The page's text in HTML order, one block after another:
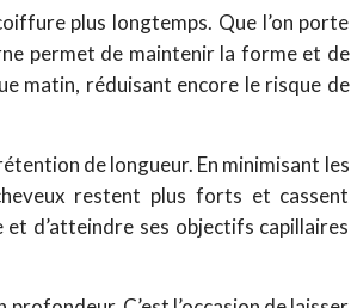
plus longtemps. Que l’on porte
permet de maintenir la forme et de
matin, réduisant encore le risque de
de longueur. En minimisant les
restent plus forts et cassent
et d’atteindre ses objectifs capillaires